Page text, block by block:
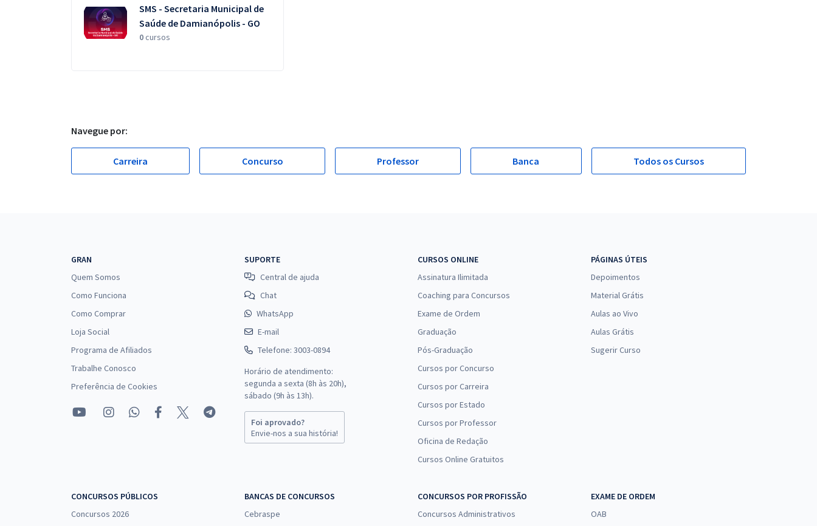
SMS - Secretaria Municipal de
Saúde de Damianópolis - GO
0cursos
Navegue por:
Carreira Concurso Professor Banca Todos os Cursos
GRAN
Quem Somos
Como Funciona
Como Comprar
Loja Social
Programa de Afiliados
Trabalhe Conosco
Preferência de Cookies
SUPORTE
Central de ajuda
Chat
WhatsApp
E-mail
Telefone: 3003-0894
Horário de atendimento:
segunda a sexta (8h às 20h),
sábado (9h às 13h).
Foi aprovado?
Envie-nos a sua história!
CURSOS ONLINE
Assinatura Ilimitada
Coaching para Concursos
Exame de Ordem
Graduação
Pós-Graduação
Cursos por Concurso
Cursos por Carreira
Cursos por Estado
Cursos por Professor
Oficina de Redação
Cursos Online Gratuitos
PÁGINAS ÚTEIS
Depoimentos
Material Grátis
Aulas ao Vivo
Aulas Grátis
Sugerir Curso
CONCURSOS PÚBLICOS
Concursos 2026
BANCAS DE CONCURSOS
Cebraspe
CONCURSOS POR PROFISSÃO
Concursos Administrativos
EXAME DE ORDEM
OAB